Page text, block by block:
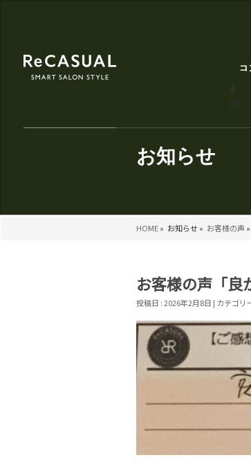
お知らせ
HOME» お知らせ » お客様の声 »
コ
お客様の声「良
投稿日 : 2026年2月8日 | カテゴリ